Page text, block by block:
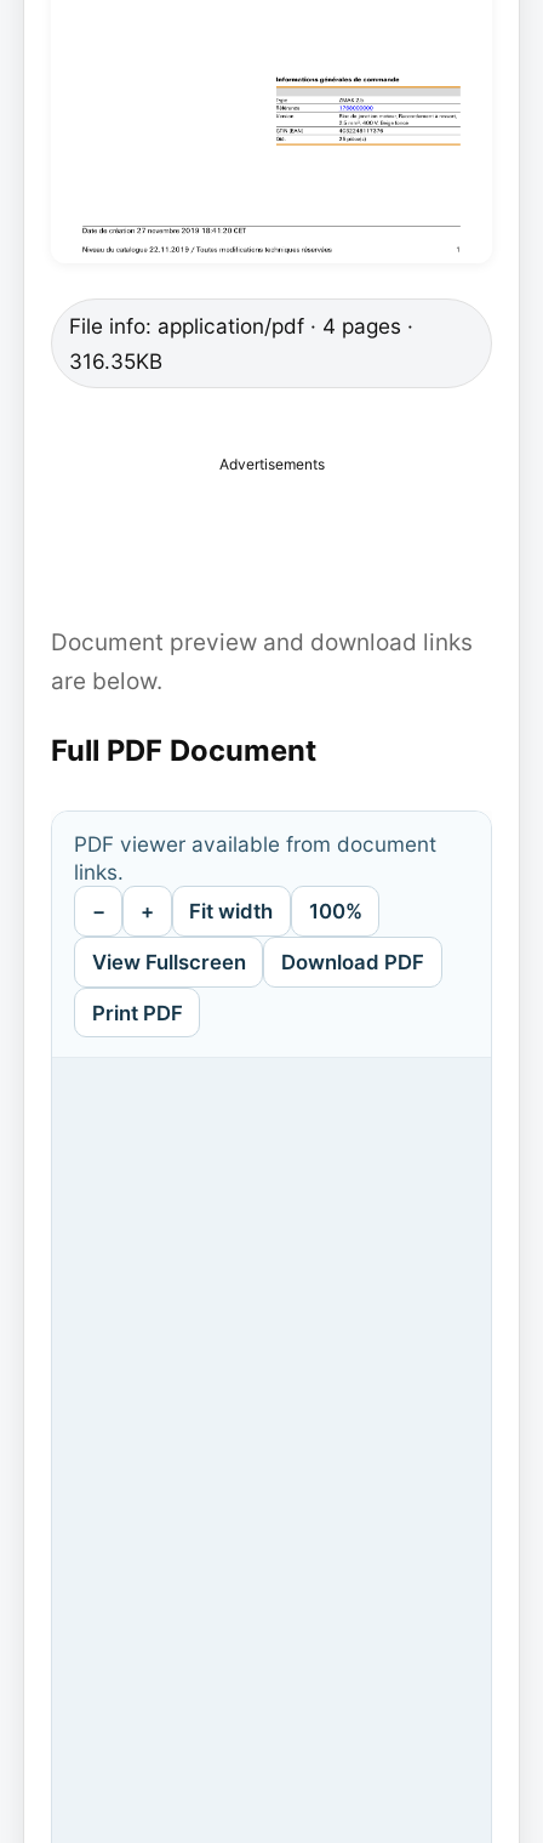
File info: application/pdf · 4 pages ·
316.35KB
Advertisements
Document preview and download links
are below.
Full PDF Document
PDF viewer available from document
links.
− + Fit width 100%
View Fullscreen Download PDF
Print PDF